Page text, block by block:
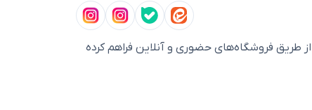
طریق فروشگاه‌های حضوری و آنلاین فراهم کرده